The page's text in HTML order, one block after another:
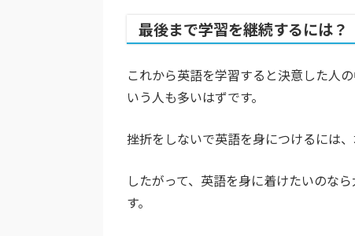
最後まで学習を継続するには？
これから英語を学習すると決意した人
いう人も多いはずです。
挫折をしないで英語を身につけるには
したがって、英語を身に着けたいのな
す。